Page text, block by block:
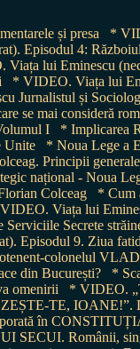
și presa
*
Episodul 4:
Viața lui Eminescu
* VIDEO. Viața lui
Jurnalistul și
se mai consideră
I
* Implicarea
Unite
* Noua Lege a
Principii generale
național - Noua
Colceag
* Cum
Viața lui
Serviciile Secrete
Episodul 9. Ziua
colonelul
din București?
*
omenirii
* VIDEO.
TE, IOANE!”.
în
SECUI. Românii,